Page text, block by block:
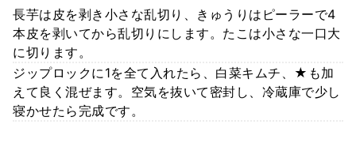
長芋は皮を剥き小さな乱切り、きゅうりはピーラーで4
本皮を剥いてから乱切りにします。たこは小さな一口大
に切ります。
ジップロックに1を全て入れたら、白菜キムチ、★も加
えて良く混ぜます。空気を抜いて密封し、冷蔵庫で少し
寝かせたら完成です。